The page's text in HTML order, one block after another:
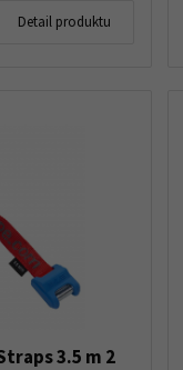
Detail produktu
3.5 m 2